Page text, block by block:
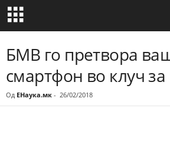
БМВ го претвора
смартфон во клуч
Од ЕНаука.мк - 26/02/2018